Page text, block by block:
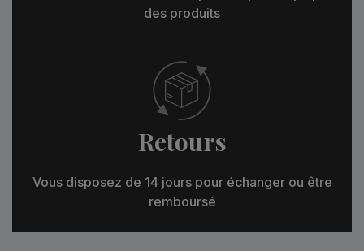
des produits
Retours
Vous disposez de 14 jours pour échanger ou être
remboursé